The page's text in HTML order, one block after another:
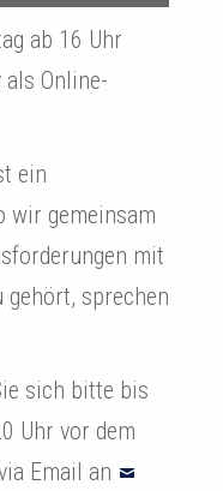
ab 16 Uhr
als Online-
ein
wir gemeinsam
mit
gehört, sprechen
sich bitte bis
Uhr vor dem
Email an